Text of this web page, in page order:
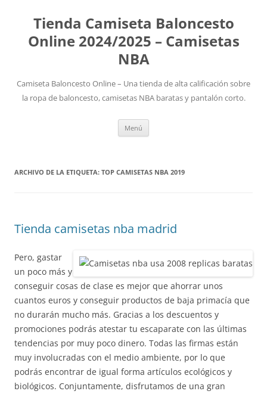
Tienda Camiseta Baloncesto
Online 2024/2025 – Camisetas
NBA
Camiseta Baloncesto Online – Una tienda de alta calificación sobre
la ropa de baloncesto, camisetas NBA baratas y pantalón corto.
Menú
ARCHIVO DE LA ETIQUETA: TOP CAMISETAS NBA 2019
Tienda camisetas nba madrid
Pero, gastar
un poco más y
conseguir cosas de clase es mejor que ahorrar unos
cuantos euros y conseguir productos de baja primacía que
no durarán mucho más. Gracias a los descuentos y
promociones podrás atestar tu escaparate con las últimas
tendencias por muy poco dinero. Todas las firmas están
muy involucradas con el medio ambiente, por lo que
podrás encontrar de igual forma artículos ecológicos y
biológicos. Conjuntamente, disfrutamos de una gran